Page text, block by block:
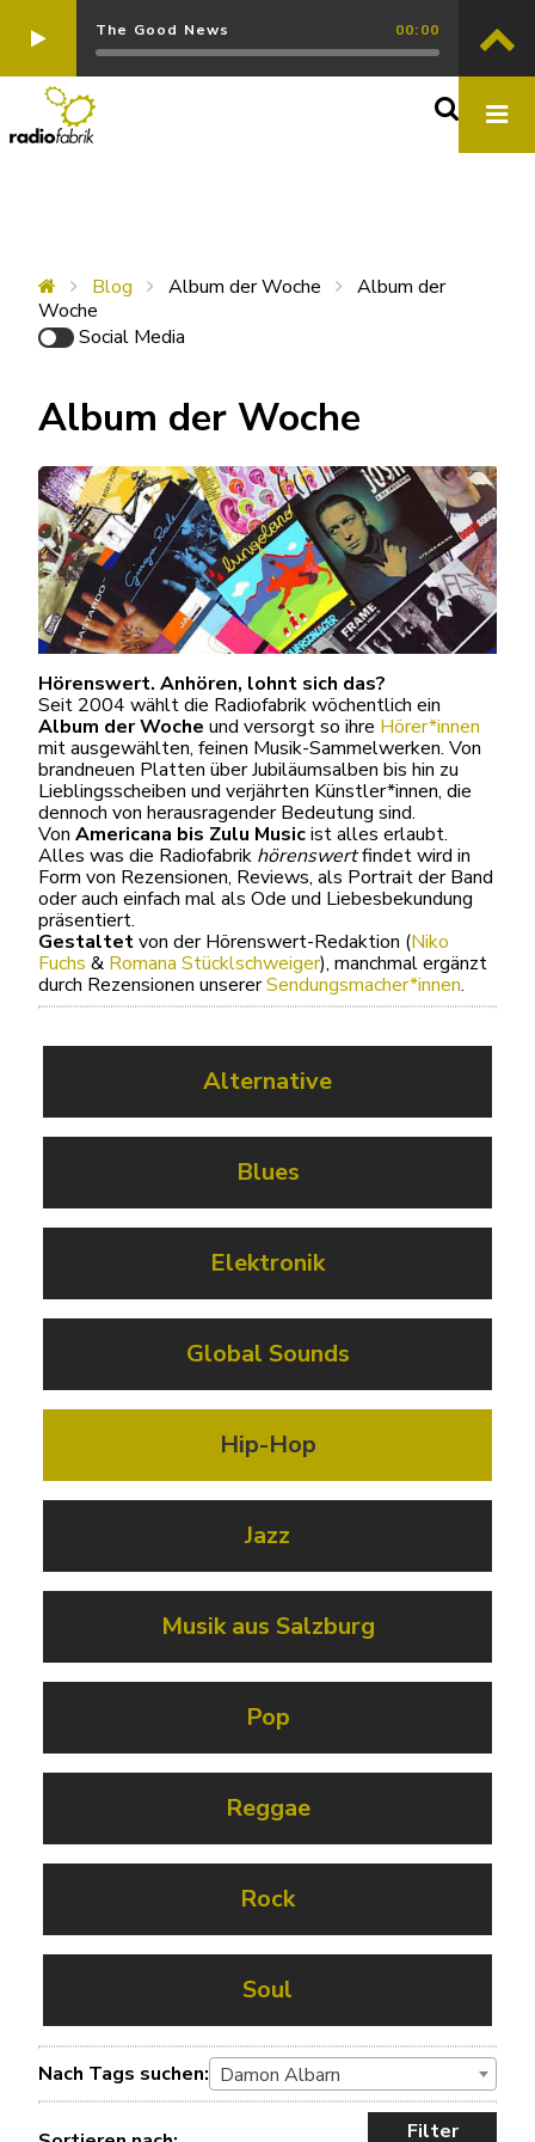
The Good News 00:00
Blog Album der Woche
Album der
Woche
Social Media
Album der Woche
Hörenswert. Anhören, lohnt sich das?
Seit 2004 wählt die Radiofabrik wöchentlich ein
Album der Woche und versorgt so ihre Hörer*innen
mit ausgewählten, feinen Musik-Sammelwerken. Von
brandneuen Platten über Jubiläumsalben bis hin zu
Lieblingsscheiben und verjährten Künstler*innen, die
dennoch von herausragender Bedeutung sind.
Von Americana bis Zulu Musicist alles erlaubt.
Alles was die Radiofabrik hörenswertfindet wird in
Form von Rezensionen, Reviews, als Portrait der Band
oder auch einfach mal als Ode und Liebesbekundung
präsentiert.
Gestaltetvon der Hörenswert-Redaktion (Niko
Fuchs & Romana Stücklschweiger), manchmal ergänzt
durch Rezensionen unsererSendungsmacher*innen.
Alternative
Blues
Elektronik
Global Sounds
Hip-Hop
Jazz
Musik aus Salzburg
Pop
Reggae
Rock
Soul
Nach Tags suchen: Damon Albarn
Filter